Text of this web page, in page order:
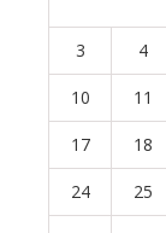
3 4
10 11
17 18
24 25